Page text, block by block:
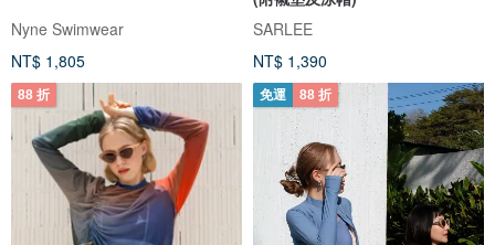
Nyne Swimwear
NT$ 1,805
SARLEE
NT$ 1,390
88 折 免運 88 折